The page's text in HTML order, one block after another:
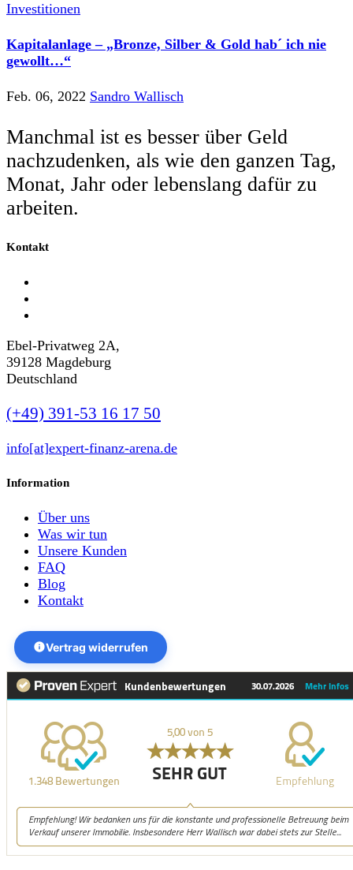
Investitionen
Kapitalanlage – „Bronze, Silber & Gold hab´ ich nie
gewollt…“
Feb. 06, 2022 Sandro Wallisch
Manchmal ist es besser über Geld
nachzudenken, als wie den ganzen Tag,
Monat, Jahr oder lebenslang dafür zu
arbeiten.
Kontakt
Ebel-Privatweg 2A,
39128 Magdeburg
Deutschland
(+49) 391-53 16 17 50
info[at]expert-finanz-arena.de
Information
Über uns
Was wir tun
Unsere Kunden
FAQ
Blog
Kontakt
Vertrag widerrufen